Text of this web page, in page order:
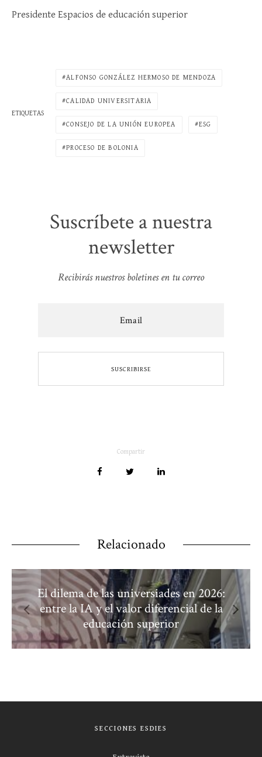
Presidente Espacios de educación superior
ETIQUETAS
ALFONSO GONZÁLEZ HERMOSO DE MENDOZA
CALIDAD UNIVERSITARIA
CONSEJO DE LA UNIÓN EUROPEA ESG
PROCESO DE BOLONIA
Suscríbete a nuestra
newsletter
Recibirás nuestros boletines en tu correo
Compartir
Relacionado
El dilema de las universiades en 2026:
entre la IA y el valor diferencial de la
educación superior
SECCIONES ESDIES